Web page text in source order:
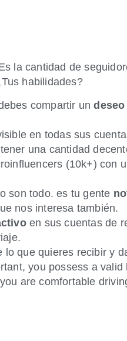
la cantidad de
habilidades?
compartir un
en todas sus
una cantidad
(10k+) con
son todo. es tu gente
nos interesa también.
en sus cuentas de
que quieres recibir y
you possess a valid
are comfortable